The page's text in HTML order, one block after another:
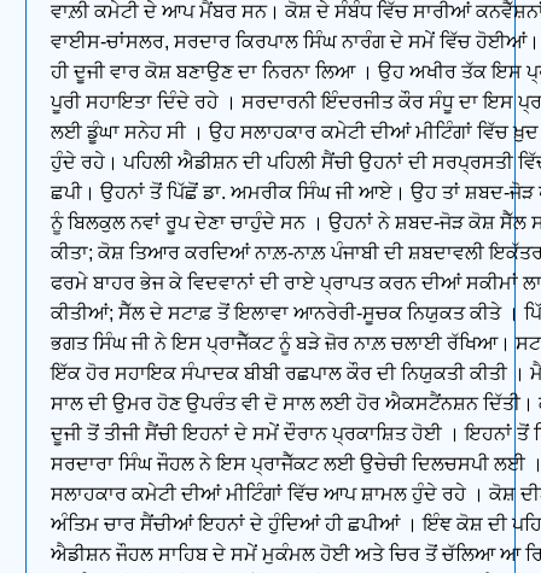
ਵਾਲ਼ੀ ਕਮੇਟੀ ਦੇ ਆਪ ਮੈਂਬਰ ਸਨ। ਕੋਸ਼ ਦੇ ਸੰਬੰਧ ਵਿੱਚ ਸਾਰੀਆਂ
ਵਾਈਸ-ਚਾਂਸਲਰ, ਸਰਦਾਰ ਕਿਰਪਾਲ ਸਿੰਘ ਨਾਰੰਗ ਦੇ ਸਮੇਂ ਵਿੱਚ
ਹੀ ਦੂਜੀ ਵਾਰ ਕੋਸ਼ ਬਣਾਉਣ ਦਾ ਨਿਰਨਾ ਲਿਆ । ਉਹ ਅਖੀਰ ਤੱਕ ਇਸ
ਪੂਰੀ ਸਹਾਇਤਾ ਦਿੰਦੇ ਰਹੇ । ਸਰਦਾਰਨੀ ਇੰਦਰਜੀਤ ਕੌਰ ਸੰਧੂ ਦਾ ਇਸ
ਲਈ ਡੂੰਘਾ ਸਨੇਹ ਸੀ । ਉਹ ਸਲਾਹਕਾਰ ਕਮੇਟੀ ਦੀਆਂ ਮੀਟਿੰਗਾਂ ਵਿੱਚ ਖ਼ੁਦ
ਹੁੰਦੇ ਰਹੇ। ਪਹਿਲੀ ਐਡੀਸ਼ਨ ਦੀ ਪਹਿਲੀ ਸੈਂਚੀ ਉਹਨਾਂ ਦੀ ਸਰਪ੍ਰਸਤੀ
ਛਪੀ। ਉਹਨਾਂ ਤੋਂ ਪਿੱਛੋਂ ਡਾ. ਅਮਰੀਕ ਸਿੰਘ ਜੀ ਆਏ। ਉਹ ਤਾਂ ਸ਼ਬਦ-ਜੋੜ
ਨੂੰ ਬਿਲਕੁਲ ਨਵਾਂ ਰੂਪ ਦੇਣਾ ਚਾਹੁੰਦੇ ਸਨ । ਉਹਨਾਂ ਨੇ ਸ਼ਬਦ-ਜੋੜ ਕੋਸ਼ ਸੈੱਲ
ਕੀਤਾ; ਕੋਸ਼ ਤਿਆਰ ਕਰਦਿਆਂ ਨਾਲ਼-ਨਾਲ਼ ਪੰਜਾਬੀ ਦੀ ਸ਼ਬਦਾਵਲੀ
ਫਰਮੇ ਬਾਹਰ ਭੇਜ ਕੇ ਵਿਦਵਾਨਾਂ ਦੀ ਰਾਏ ਪ੍ਰਾਪਤ ਕਰਨ ਦੀਆਂ ਸਕੀਮਾਂ
ਕੀਤੀਆਂ; ਸੈੱਲ ਦੇ ਸਟਾਫ਼ ਤੋਂ ਇਲਾਵਾ ਆਨਰੇਰੀ-ਸੂਚਕ ਨਿਯੁਕਤ ਕੀਤੇ ।
ਭਗਤ ਸਿੰਘ ਜੀ ਨੇ ਇਸ ਪ੍ਰਾਜੈੱਕਟ ਨੂੰ ਬੜੇ ਜ਼ੋਰ ਨਾਲ਼ ਚਲਾਈ ਰੱਖਿਆ।
ਇੱਕ ਹੋਰ ਸਹਾਇਕ ਸੰਪਾਦਕ ਬੀਬੀ ਰਛਪਾਲ ਕੌਰ ਦੀ ਨਿਯੁਕਤੀ ਕੀਤੀ ।
ਸਾਲ ਦੀ ਉਮਰ ਹੋਣ ਉਪਰੰਤ ਵੀ ਦੋ ਸਾਲ ਲਈ ਹੋਰ ਐਕਸਟੈਂਨਸ਼ਨ ਦਿੱਤੀ।
ਦੂਜੀ ਤੋਂ ਤੀਜੀ ਸੈਂਚੀ ਇਹਨਾਂ ਦੇ ਸਮੇਂ ਦੌਰਾਨ ਪ੍ਰਕਾਸ਼ਿਤ ਹੋਈ । ਇਹਨਾਂ ਤੋਂ
ਸਰਦਾਰਾ ਸਿੰਘ ਜੌਹਲ ਨੇ ਇਸ ਪ੍ਰਾਜੈੱਕਟ ਲਈ ਉਚੇਚੀ ਦਿਲਚਸਪੀ ਲਈ
ਸਲਾਹਕਾਰ ਕਮੇਟੀ ਦੀਆਂ ਮੀਟਿੰਗਾਂ ਵਿੱਚ ਆਪ ਸ਼ਾਮਲ ਹੁੰਦੇ ਰਹੇ । ਕੋਸ਼
ਅੰਤਿਮ ਚਾਰ ਸੈਂਚੀਆਂ ਇਹਨਾਂ ਦੇ ਹੁੰਦਿਆਂ ਹੀ ਛਪੀਆਂ । ਇੰਞ ਕੋਸ਼ ਦੀ
ਐਡੀਸ਼ਨ ਜੌਹਲ ਸਾਹਿਬ ਦੇ ਸਮੇਂ ਮੁਕੰਮਲ ਹੋਈ ਅਤੇ ਚਿਰ ਤੋਂ ਚੱਲਿਆ ਆ